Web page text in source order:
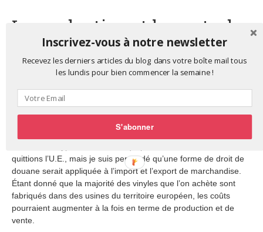
La production et la vente de
musique physique
Le comptable Chris Panayi admet être assez vieux pour se
la Grande Bretagne ne rejoigne le marché unique – devenu par
la suite l’Union Européenne. A cette époque, il y avait des tarifs.
Si vous achetiez un album en Allemagne pour le ramener chez
quittions l’U.E., mais je suis persuadé qu’une forme de droit de
douane serait appliquée à l’import et l’export de marchandise.
Étant donné que la majorité des vinyles que l’on achète sont
fabriqués dans des usines du territoire européen, les coûts
pourraient augmenter à la fois en terme de production et de
vente.
Inscrivez-vous à notre newsletter
Recevez les derniers articles du blog dans votre boîte mail tous
les lundis pour bien commencer la semaine !
S'abonner